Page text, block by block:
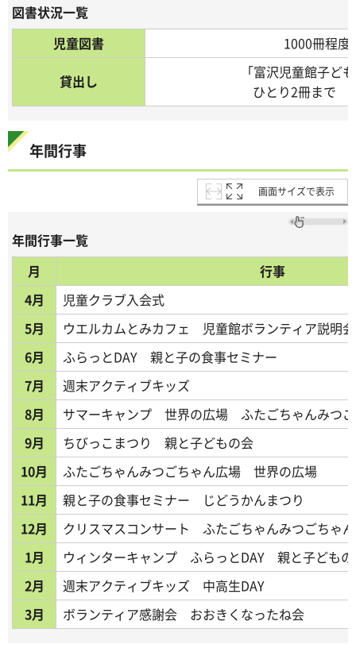
図書状況一覧
児童図書
1000冊程度
貸出し
「富沢児童館子ど
ひとり2冊まで
年間行事
画面サイズで表示
年間行事一覧
月
行事
4月
児童クラブ入会式
5月
ウエルカムとみカフェ 児童館ボランティア説明会
6月
ふらっとDAY 親と子の食事セミナー
7月
週末アクティブキッズ
8月
サマーキャンプ 世界の広場 ふたごちゃんみつ
9月
ちびっこまつり 親と子どもの会
10月
ふたごちゃんみつごちゃん広場 世界の広場
11月
親と子の食事セミナー じどうかんまつり
12月
クリスマスコンサート ふたごちゃんみつごちゃ
1月
ウィンターキャンプ ふらっとDAY 親と子ども
2月
週末アクティブキッズ 中高生DAY
3月
ボランティア感謝会 おおきくなったね会